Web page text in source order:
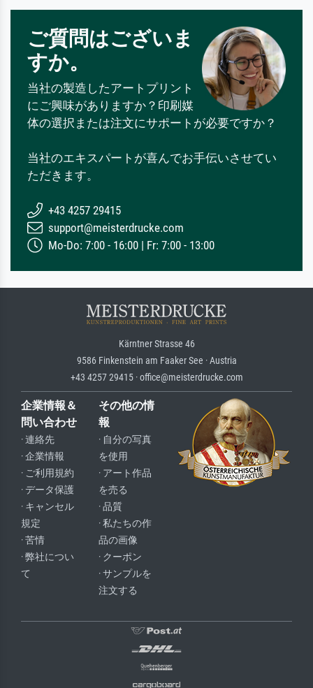
ご質問はございま
すか。
当社の製造したアートプリント
にご興味がありますか？印刷媒
体の選択または注文にサポートが必要ですか？
当社のエキスパートが喜んでお手伝いさせてい
ただきます。
+43 4257 29415
support@meisterdrucke.com
Mo-Do: 7:00 - 16:00 | Fr: 7:00 - 13:00
Kärntner Strasse 46
9586 Finkenstein am Faaker See · Austria
+43 4257 29415 · office@meisterdrucke.com
企業情報＆
問い合わせ
· 連絡先
· 企業情報
· ご利用規約
· データ保護
· キャンセル
規定
· 苦情
· 弊社につい
て
その他の情
報
· 自分の写真
を使用
· アート作品
を売る
· 品質
· 私たちの作
品の画像
· クーポン
· サンプルを
注文する